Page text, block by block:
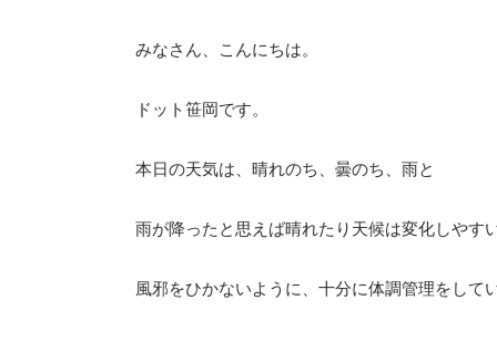
みなさん、こんにちは。
ドット笹岡です。
本日の天気は、晴れのち、曇のち、雨と
雨が降ったと思えば晴れたり天候は変化しやす
風邪をひかないように、十分に体調管理をして